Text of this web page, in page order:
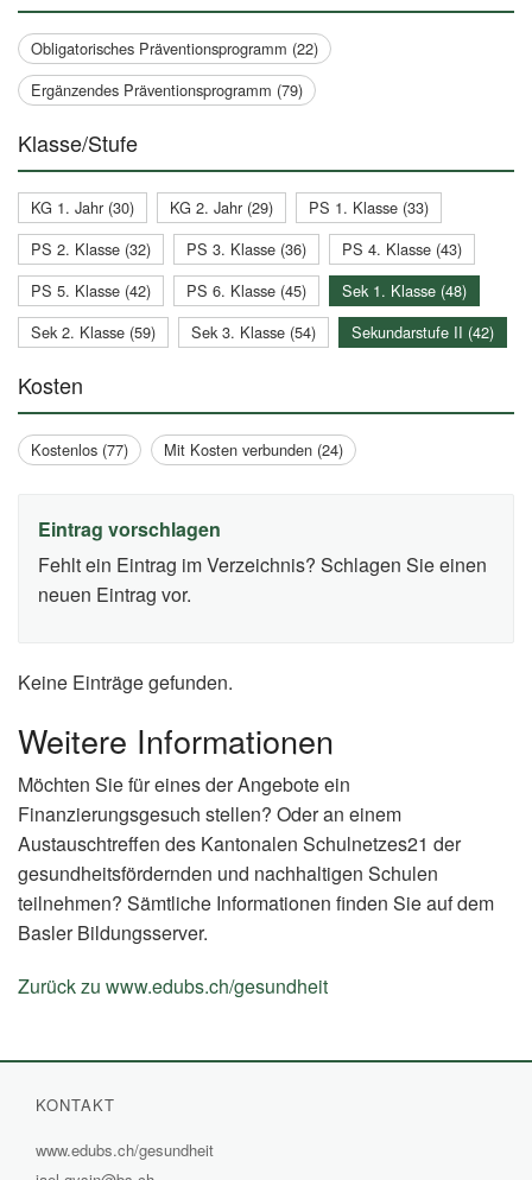
Keine Einträge gefunden.
Weitere Informationen
Möchten Sie für eines der Angebote ein
Finanzierungsgesuch stellen? Oder an einem
Austauschtreffen des Kantonalen Schulnetzes21 der
gesundheitsfördernden und nachhaltigen Schulen
teilnehmen? Sämtliche Informationen finden Sie auf dem
Basler Bildungsserver.
Zurück zu www.edubs.ch/gesundheit
Obligatorisches Präventionsprogramm (22)
Ergänzendes Präventionsprogramm (79)
Klasse/Stufe
KG 1. Jahr (30) KG 2. Jahr (29)
PS 1. Klasse (33)
PS 2. Klasse (32)
PS 3. Klasse (36)
PS 4. Klasse (43)
PS 5. Klasse (42)
PS 6. Klasse (45)
Sek 1. Klasse (48)
Sek 2. Klasse (59)
Sek 3. Klasse (54) Sekundarstufe II (42)
Kosten
Kostenlos (77) Mit Kosten verbunden (24)
Eintrag vorschlagen
Fehlt ein Eintrag im Verzeichnis? Schlagen Sie einen
neuen Eintrag vor.
KONTAKT
www.edubs.ch/gesundheit